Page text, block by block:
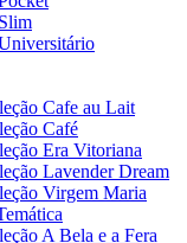
Cafe au Lait
Café
Era Vitoriana
Lavender Dream
Virgem Maria
A Bela e a Fera